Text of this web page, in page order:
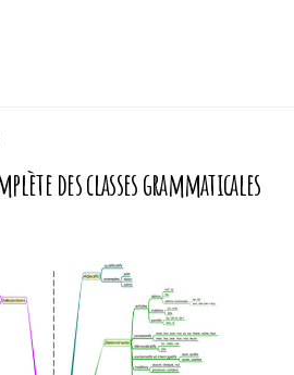
des classes grammaticales